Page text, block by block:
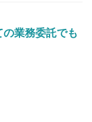
業務委託でも